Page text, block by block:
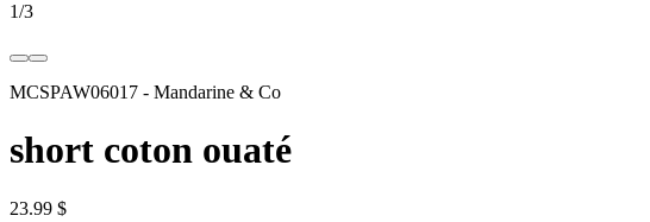
1/3
MCSPAW06017 - Mandarine & Co
short coton ouaté
23.99 $